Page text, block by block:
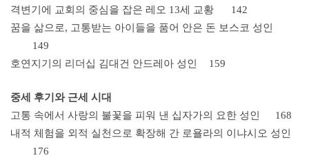
격변기에 교회의 중심을 잡은 레오 13세 교황
142
꿈을 삶으로, 고통받는 아이들을 품어 안은 돈 보스코 성인
149
호연지기의 리더십 김대건 안드레아 성인
159
중세 후기와 근세 시대
고통 속에서 사랑의 불꽃을 피워 낸 십자가의 요한 성인
168
내적 체험을 외적 실천으로 확장해 간 로욜라의 이냐시오 성인
176